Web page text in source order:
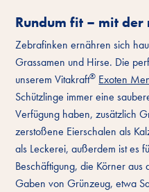
Rundum fit – mit
Zebrafinken ernähren sich
Grassamen und Hirse. Die
unserem Vitakraft® Exoten
Schützlinge immer eine
Verfügung haben, zusätzlich
zerstoßene Eierschalen als
als Leckerei, außerdem ist es
Beschäftigung, die Körner aus
Gaben von Grünzeug, etwa